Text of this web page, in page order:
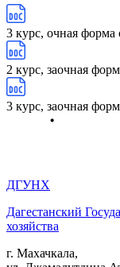
3 курс, очная форма
2 курс, заочная
3 курс, заочная
ДГУНХ
Дагестанский
хозяйства
г. Махачкала,